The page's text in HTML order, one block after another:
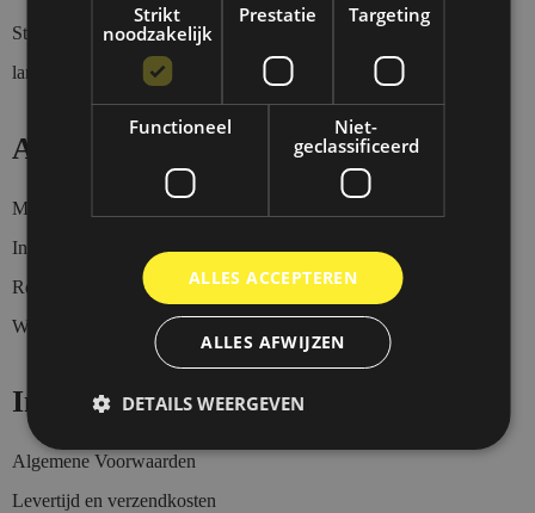
Stuur een whatsapp of sms bericht op
langs wil komen, want wij zijn niet altijd aanwezig.
Account
Mijn account
Inloggen
Registeren
Winkelwagen
Informatie
Algemene Voorwaarden
Levertijd en verzendkosten
Strikt
noodzakelijk
Prestatie Targeting
Functioneel
Niet-
geclassificeerd
ALLES ACCEPTEREN
ALLES AFWIJZEN
DETAILS WEERGEVEN